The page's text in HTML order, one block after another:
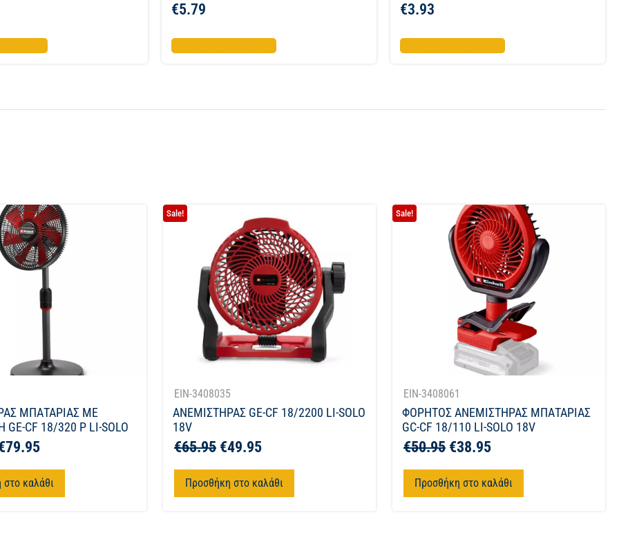
€5.79 €3.93
ΜΠΑΤΑΡΙΑΣ ΜΕ
CF 18/320 P LI-SOLO
79.95
καλάθι
Sale!
EIN-3408035
ΑΝΕΜΙΣΤΗΡΑΣ GE-CF 18/2200 LI-SOLO
18V
€65.95 €49.95
Προσθήκη στο καλάθι
Sale!
EIN-3408061
ΦΟΡΗΤΟΣ ΑΝΕΜΙΣΤΗΡΑΣ ΜΠΑΤΑΡΙΑΣ
GC-CF 18/110 LI-SOLO 18V
€50.95 €38.95
Προσθήκη στο καλάθι